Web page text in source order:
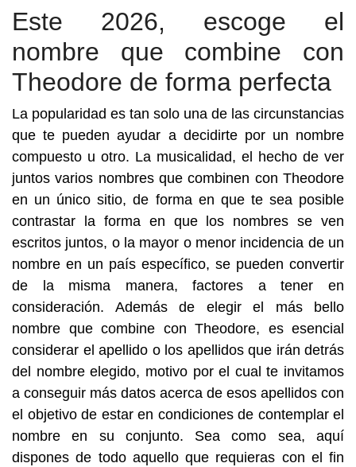
Este 2026, escoge el
nombre que combine con
Theodore de forma perfecta
La popularidad es tan solo una de las circunstancias
que te pueden ayudar a decidirte por un nombre
compuesto u otro. La musicalidad, el hecho de ver
juntos varios nombres que combinen con Theodore
en un único sitio, de forma en que te sea posible
contrastar la forma en que los nombres se ven
escritos juntos, o la mayor o menor incidencia de un
nombre en un país específico, se pueden convertir
de la misma manera, factores a tener en
consideración. Además de elegir el más bello
nombre que combine con Theodore, es esencial
considerar el apellido o los apellidos que irán detrás
del nombre elegido, motivo por el cual te invitamos
a conseguir más datos acerca de esos apellidos con
el objetivo de estar en condiciones de contemplar el
nombre en su conjunto. Sea como sea, aquí
dispones de todo aquello que requieras con el fin